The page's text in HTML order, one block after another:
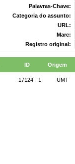
Palavras-Chave:
Categoria do assunto:
URL:
Marc:
Registro original:
ID Origem
17124 - 1 UMT